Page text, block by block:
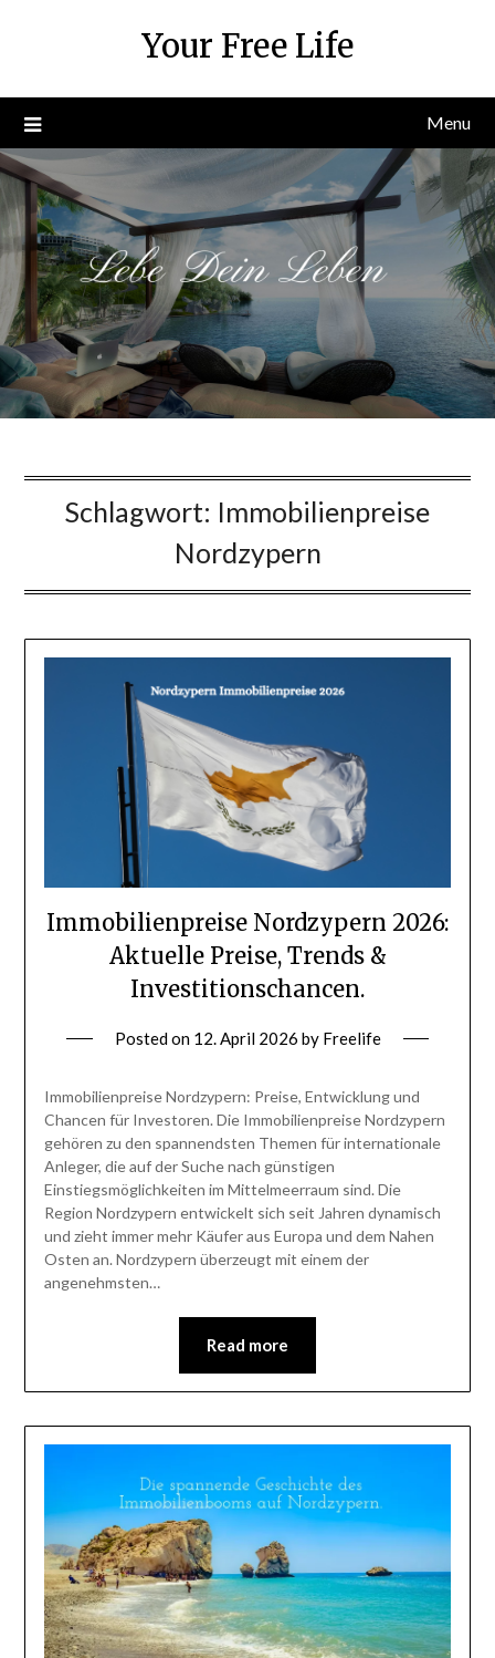
Your Free Life
Menu
Schlagwort: Immobilienpreise
Nordzypern
Immobilienpreise Nordzypern 2026:
Aktuelle Preise, Trends &
Investitionschancen.
Posted on 12. April 2026 by Freelife
Immobilienpreise Nordzypern: Preise, Entwicklung und
Chancen für Investoren. Die Immobilienpreise Nordzypern
gehören zu den spannendsten Themen für internationale
Anleger, die auf der Suche nach günstigen
Einstiegsmöglichkeiten im Mittelmeerraum sind. Die
Region Nordzypern entwickelt sich seit Jahren dynamisch
und zieht immer mehr Käufer aus Europa und dem Nahen
Osten an. Nordzypern überzeugt mit einem der
angenehmsten…
Read more